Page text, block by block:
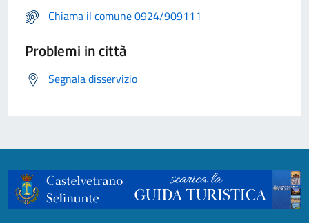
Chiama il comune 0924/909111
Problemi in città
Segnala disservizio